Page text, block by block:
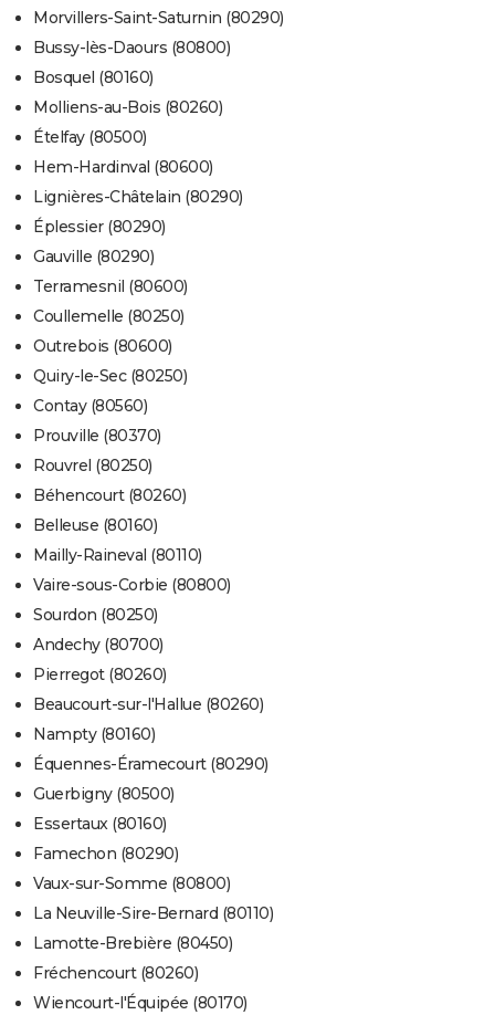
Morvillers-Saint-Saturnin (80290)
Bussy-lès-Daours (80800)
Bosquel (80160)
Molliens-au-Bois (80260)
Ételfay (80500)
Hem-Hardinval (80600)
Lignières-Châtelain (80290)
Éplessier (80290)
Gauville (80290)
Terramesnil (80600)
Coullemelle (80250)
Outrebois (80600)
Quiry-le-Sec (80250)
Contay (80560)
Prouville (80370)
Rouvrel (80250)
Béhencourt (80260)
Belleuse (80160)
Mailly-Raineval (80110)
Vaire-sous-Corbie (80800)
Sourdon (80250)
Andechy (80700)
Pierregot (80260)
Beaucourt-sur-l'Hallue (80260)
Nampty (80160)
Équennes-Éramecourt (80290)
Guerbigny (80500)
Essertaux (80160)
Famechon (80290)
Vaux-sur-Somme (80800)
La Neuville-Sire-Bernard (80110)
Lamotte-Brebière (80450)
Fréchencourt (80260)
Wiencourt-l'Équipée (80170)